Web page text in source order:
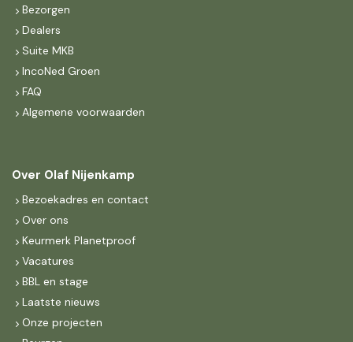
Bezorgen
Dealers
Suite MKB
IncoNed Groen
FAQ
Algemene voorwaarden
Over Olaf Nijenkamp
Bezoekadres en contact
Over ons
Keurmerk Planetproof
Vacatures
BBL en stage
Laatste nieuws
Onze projecten